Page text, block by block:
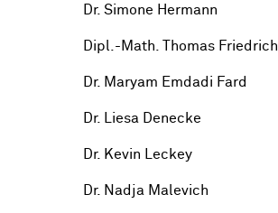
Dr. Simone Hermann
Dipl.-Math. Thomas Friedrich
Dr. Maryam Emdadi Fard
Dr. Liesa Denecke
Dr. Kevin Leckey
Dr. Nadja Malevich